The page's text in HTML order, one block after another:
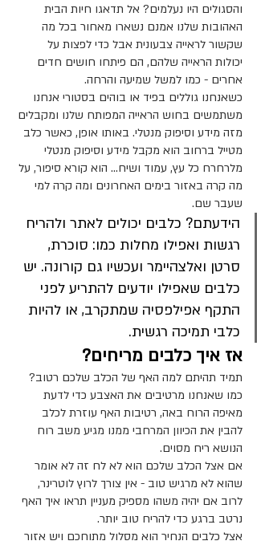
והסגולים היו נעלמים? אל תדאגו חיות הבית
האהובות שלנו אמנם נשארו מאחור בכל מה
שקשור לראייה צבעונית אבל כדי לפצות על
יכולות הראייה שלהם, הם פיתחו חושים חדים
אחרים - כמו למשל שמיעה והרחה.
כשאנחנו גוללים בפיד או בוהים בסטורי אנחנו
משתמשים בחוש הראייה המפותח שלנו ומקבלים
מזה מידע וסיפוק מנטלי. באותו אופן, כאשר כלב
מטייל ברחוב הוא מקבל מידע וסיפוק מנטלי
מלרחרח כל עץ, עמוד ושיח… הוא קורא סיפור, על
מה קרה באזור בימים האחרונים ומה קרה למי
שעבר שם.
הידעתם? כלבים יכולים לאתר ולהריח
רגשות ואפילו מחלות כמו: סוכרת,
סרטן ואלצהיימר ועכשיו גם קורונה. יש
כלבים שאפילו יודעים להתריע לפני
התקף אפילפסיה שמתקרב, או להיות
כלבי תמיכה רגשית.
אז איך כלבים מריחים?
תמיד תהיתם למה האף של הכלב שלכם רטוב?
כמו שאנחנו מרטיבים את האצבע כדי לדעת
מאיפה הרוח באה, רטיבות האף עוזרת לכלב
להבין את הכיוון המרחבי ממנו מגיע משב רוח
הנושא ריח מסוים.
אם אצל הכלב שלכם הוא לא לח זה לא אומר
שהוא לא מרגיש טוב - אין צורך לרוץ לוטרינר,
לרוב אם יהיה משהו מספיק מעניין תראו איך האף
נרטב ברגע כדי להריח טוב יותר.
אצל כלבים הנחיר הוא מסלול מתוחכם ויש אזור